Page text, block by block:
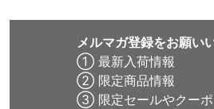
メルマガ登録をお願い
① 最新入荷情報
② 限定商品情報
③ 限定セールやクーポ